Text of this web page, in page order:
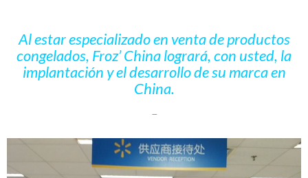
Al estar especializado en venta de productos
congelados, Froz’ China logrará, con usted, la
implantación y el desarrollo de su marca en
China.
–